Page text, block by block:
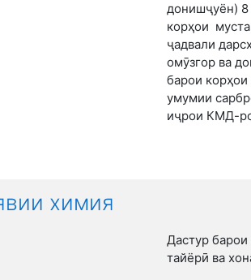
донишҷуён) 8
корҳои
ҷадвали
омӯзгор ва
барои
умумии
иҷрои КМД-ро
химия
Дастур
тайёрӣ ва